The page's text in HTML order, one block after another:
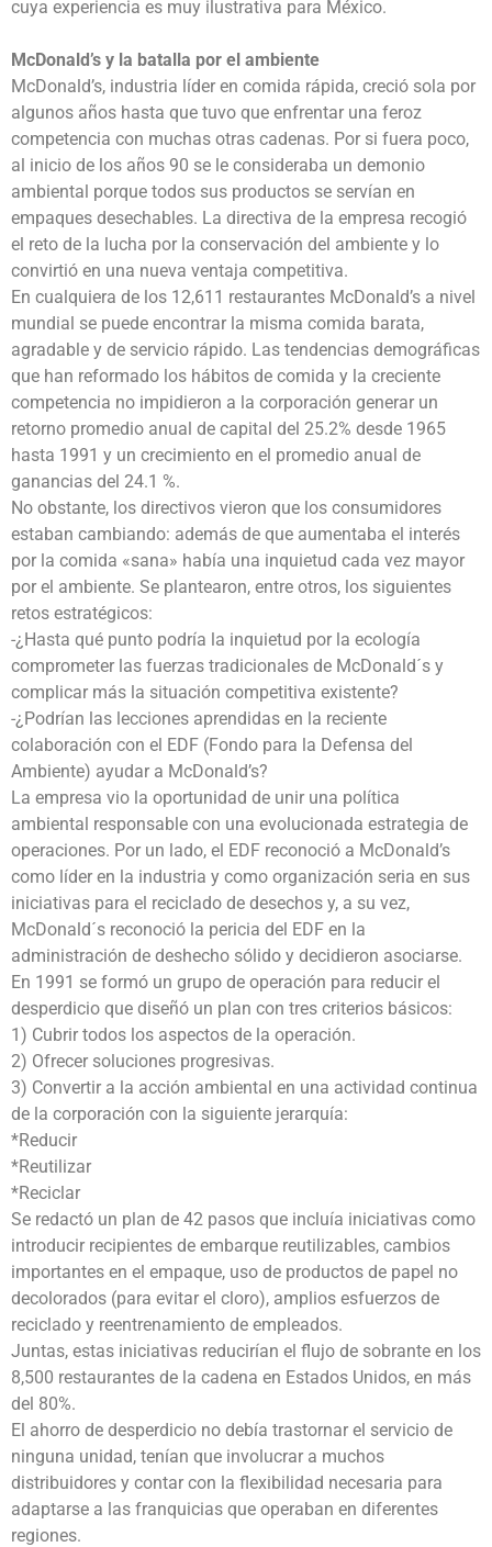
cuya experiencia es muy ilustrativa para México.
McDonald’s y la batalla por el ambiente
McDonald’s, industria líder en comida rápida, creció sola por
algunos años hasta que tuvo que enfrentar una feroz
competencia con muchas otras cadenas. Por si fuera poco,
al inicio de los años 90 se le consideraba un demonio
ambiental porque todos sus productos se servían en
empaques desechables. La directiva de la empresa recogió
el reto de la lucha por la conservación del ambiente y lo
convirtió en una nueva ventaja competitiva.
En cualquiera de los 12,611 restaurantes McDonald’s a nivel
mundial se puede encontrar la misma comida barata,
agradable y de servicio rápido. Las tendencias demográficas
que han reformado los hábitos de comida y la creciente
competencia no impidieron a la corporación generar un
retorno promedio anual de capital del 25.2% desde 1965
hasta 1991 y un crecimiento en el promedio anual de
ganancias del 24.1 %.
No obstante, los directivos vieron que los consumidores
estaban cambiando: además de que aumentaba el interés
por la comida «sana» había una inquietud cada vez mayor
por el ambiente. Se plantearon, entre otros, los siguientes
retos estratégicos:
-¿Hasta qué punto podría la inquietud por la ecología
comprometer las fuerzas tradicionales de McDonald´s y
complicar más la situación competitiva existente?
-¿Podrían las lecciones aprendidas en la reciente
colaboración con el EDF (Fondo para la Defensa del
Ambiente) ayudar a McDonald’s?
La empresa vio la oportunidad de unir una política
ambiental responsable con una evolucionada estrategia de
operaciones. Por un lado, el EDF reconoció a McDonald’s
como líder en la industria y como organización seria en sus
iniciativas para el reciclado de desechos y, a su vez,
McDonald´s reconoció la pericia del EDF en la
administración de deshecho sólido y decidieron asociarse.
En 1991 se formó un grupo de operación para reducir el
desperdicio que diseñó un plan con tres criterios básicos:
1) Cubrir todos los aspectos de la operación.
2) Ofrecer soluciones progresivas.
3) Convertir a la acción ambiental en una actividad continua
de la corporación con la siguiente jerarquía:
*Reducir
*Reutilizar
*Reciclar
Se redactó un plan de 42 pasos que incluía iniciativas como
introducir recipientes de embarque reutilizables, cambios
importantes en el empaque, uso de productos de papel no
decolorados (para evitar el cloro), amplios esfuerzos de
reciclado y reentrenamiento de empleados.
Juntas, estas iniciativas reducirían el flujo de sobrante en los
8,500 restaurantes de la cadena en Estados Unidos, en más
del 80%.
El ahorro de desperdicio no debía trastornar el servicio de
ninguna unidad, tenían que involucrar a muchos
distribuidores y contar con la flexibilidad necesaria para
adaptarse a las franquicias que operaban en diferentes
regiones.